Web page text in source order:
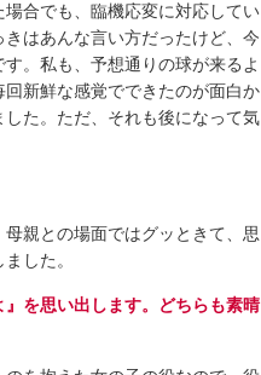
合でも、臨機応変に対応してい
はあんな言い方だったけど、今
。私も、予想通りの球が来るよ
新鮮な感覚でできたのが面白か
た。ただ、それも後になって気
親との場面ではグッときて、思
した。
を思い出します。どちらも素晴